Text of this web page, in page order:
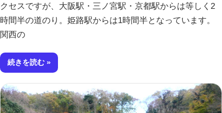
クセスですが、大阪駅・三ノ宮駅・京都駅からは等しく2
時間半の道のり。姫路駅からは1時間半となっています。
関西の
続きを読む